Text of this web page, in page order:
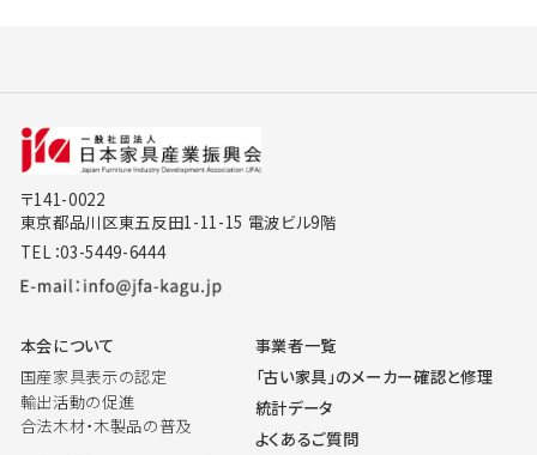
〒141-0022
東京都品川区東五反田1-11-15 電波ビル9階
TEL：03-5449-6444
本会について
国産家具表示の認定
輸出活動の促進
合法木材・木製品の普及
事業者一覧
「古い家具」のメーカー確認と修理
統計データ
よくあるご質問